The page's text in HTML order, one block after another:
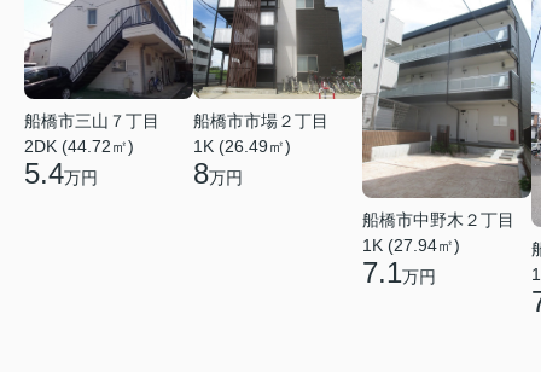
船橋市三山７丁目
2DK (44.72㎡)
5.4万円
船橋市市場２丁目
1K (26.49㎡)
8万円
船橋市中野木２丁目
1K (27.94㎡)
7.1万円